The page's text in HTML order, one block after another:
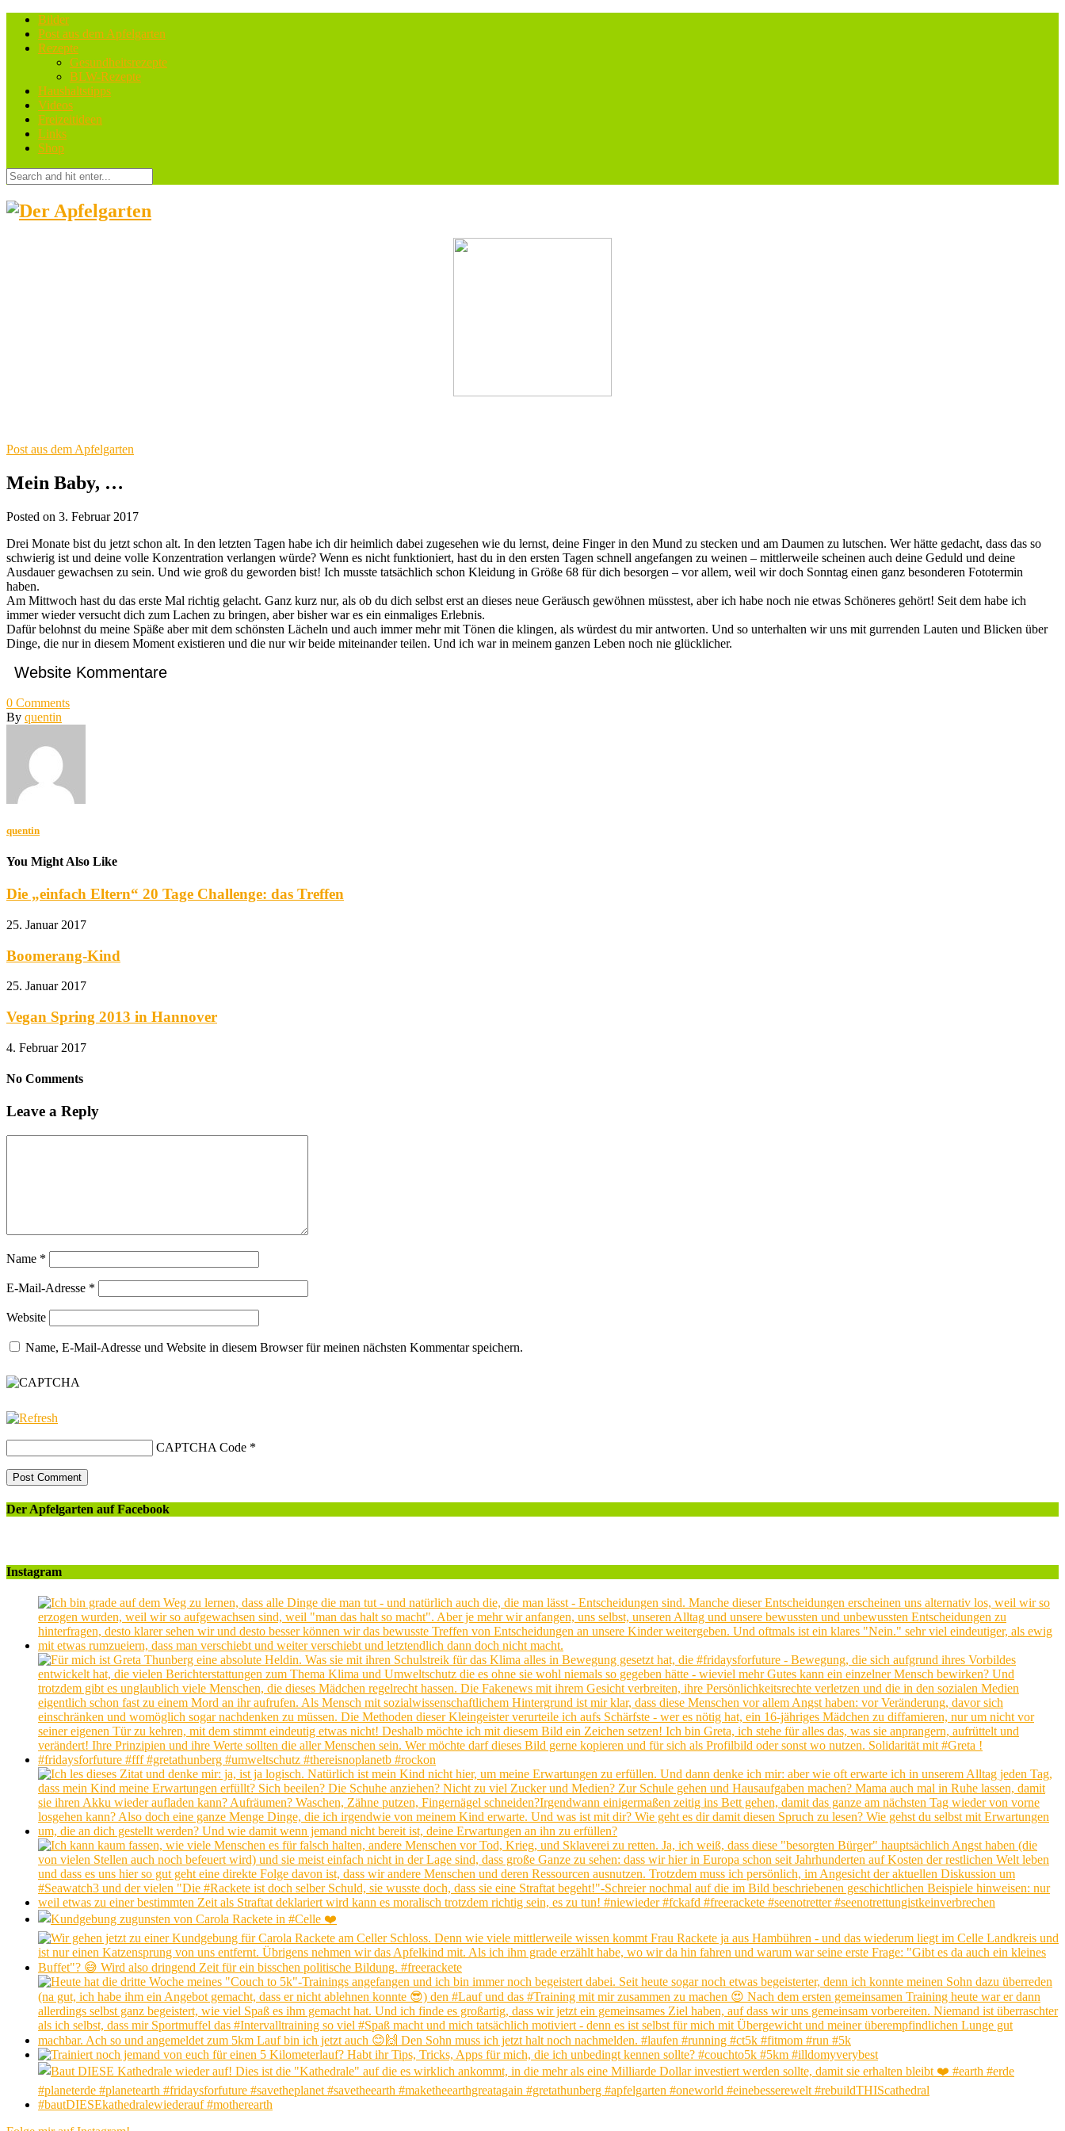
Bilder
Post aus dem Apfelgarten
Rezepte
Gesundheitsrezepte
BLW-Rezepte
Haushaltstipps
Videos
Freizeitideen
Links
Shop
Post aus dem Apfelgarten
Mein Baby, …
Posted on 3. Februar 2017
Drei Monate bist du jetzt schon alt. In den letzten Tagen habe ich dir heimlich dabei zugesehen wie du lernst, deine Finger in den Mund zu stecken und am Daumen zu lutschen. Wer hätte gedacht, dass das so
schwierig ist und deine volle Konzentration verlangen würde? Wenn es nicht funktioniert, hast du in den ersten Tagen schnell angefangen zu weinen – mittlerweile scheinen auch deine Geduld und deine
Ausdauer gewachsen zu sein. Und wie groß du geworden bist! Ich musste tatsächlich schon Kleidung in Größe 68 für dich besorgen – vor allem, weil wir doch Sonntag einen ganz besonderen Fototermin
haben.
Am Mittwoch hast du das erste Mal richtig gelacht. Ganz kurz nur, als ob du dich selbst erst an dieses neue Geräusch gewöhnen müsstest, aber ich habe noch nie etwas Schöneres gehört! Seit dem habe ich
immer wieder versucht dich zum Lachen zu bringen, aber bisher war es ein einmaliges Erlebnis.
Dafür belohnst du meine Späße aber mit dem schönsten Lächeln und auch immer mehr mit Tönen die klingen, als würdest du mir antworten. Und so unterhalten wir uns mit gurrenden Lauten und Blicken über
Dinge, die nur in diesem Moment existieren und die nur wir beide miteinander teilen. Und ich war in meinem ganzen Leben noch nie glücklicher.
Website Kommentare
0 Comments
By quentin
quentin
You Might Also Like
Die „einfach Eltern“ 20 Tage Challenge: das Treffen
25. Januar 2017
Boomerang-Kind
25. Januar 2017
Vegan Spring 2013 in Hannover
4. Februar 2017
No Comments
Leave a Reply
Name *
E-Mail-Adresse *
Website
Name, E-Mail-Adresse und Website in diesem Browser für meinen nächsten Kommentar speichern.
CAPTCHA Code *
Der Apfelgarten auf Facebook
Instagram